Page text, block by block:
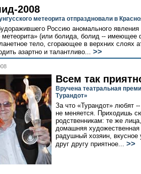
2008
метеорита отпраздновали в
Россию аномального явления
метеорита» (или болида, болид -- имеющее
тело, сгорающее в верхних слоях
азартно и талантливо... >>
Всем так
Вручена театральная
Турандот»
За что «Турандот» любят
не меняется. Приходишь
родственникам: те же
домашняя художественная
радушный хозяин, вкусное
друг другу приятное... >>